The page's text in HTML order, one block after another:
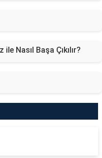
Nasıl Başa Çıkılır?